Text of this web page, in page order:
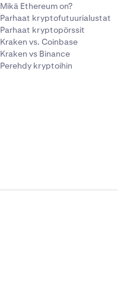
Mikä Ethereum on?
Parhaat kryptofutuurialustat
Parhaat kryptopörssit
Kraken vs. Coinbase
Kraken vs Binance
Perehdy kryptoihin